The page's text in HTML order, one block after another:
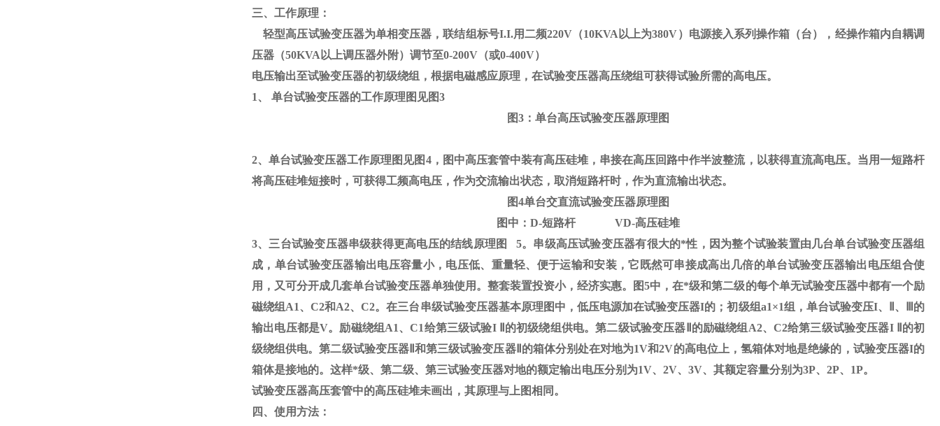
三、工作原理：
轻型高压试验变压器为单相变压器，联结组标号I.I.用二频220V （10KVA 以上为380V）电源接入系列操作箱（台），经操作箱内自耦调
压器（50KVA 以上调压器外附）调节至0-200V （或0-400V）
电压输出至试验变压器的初级绕组，根据电磁感应原理，在试验变压器高压绕组可获得试验所需的高电压。
1、 单台试验变压器的工作原理图见图3
图3 ：单台高压试验变压器原理图
2、单台试验变压器工作原理图见图 4，图中高压套管中装有高压硅堆，串接在高压回路中作半波整流，以获得直流高电压。当用一短路杆
将高压硅堆短接时，可获得工频高电压，作为交流输出状态，取消短路杆时，作为直流输出状态。
图4单台交直流试验变压器原理图
图中： D-短路杆 VD-高压硅堆
3、三台试验变压器串级获得更高电压的结线原理图 5。串级高压试验变压器有很大的*性，因为整个试验装置由几台单台试验变压器组
成，单台试验变压器输出电压容量小，电压低、重量轻、便于运输和安装，它既然可串接成高出几倍的单台试验变压器输出电压组合使
用，又可分开成几套单台试验变压器单独使用。整套装置投资小，经济实惠。图5中，在*级和第二级的每个单无试验变压器中都有一个励
磁绕组 A1、C2和A2、C2。在三台串级试验变压器基本原理图中，低压电源加在试验变压器I的；初级组a1×1组，单台试验变压I、 、
的
输出电压都是V。励磁绕组 A1、C1给第三级试验I
Ⅱ的初级绕组供电。第二级试验变压器Ⅱ的励磁绕组A2、C2给第三级试验变压器I Ⅱ的初
级绕组供电。第二级试验变压器Ⅱ和第三级试验变压器Ⅱ的箱体分别处在对地为1V和2V的高电位上，氢箱体对地是绝缘的，试验变压器I的
箱体是接地的。这样*级、第二级、第三试验变压器对地的额定输出电压分别为1V、2V、3V、其额定容量分别为3P、2P、1P。
试验变压器高压套管中的高压硅堆未画出，其原理与上图相同。
四、使用方法：